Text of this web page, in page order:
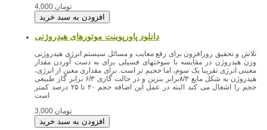
4,000 تومان
دانلود پاورپوینت موتورهای هیدروژنی
تلاش و تحقیق روزافزون برای رفع معایب و مسائل سیستم انرژی هیدروژنی
وزن هیدروژن در مقایسه با سوختهای فسیلی برای به دست آوردن مقدار
معینی انرژی تقریبا یک سوم، اما حجیم تر است. برای مقداری معین از انرژی،
هیدروژن به شکل مایع ۸/۳برابر بنزین و در حالت گازی ۶/۳ برابر گاز طبیعی
حجم را اشغال می کند البته در عمل این اضافه حجم ۲۰ تا ۲۵ درصد کمتر
است
3,000 تومان